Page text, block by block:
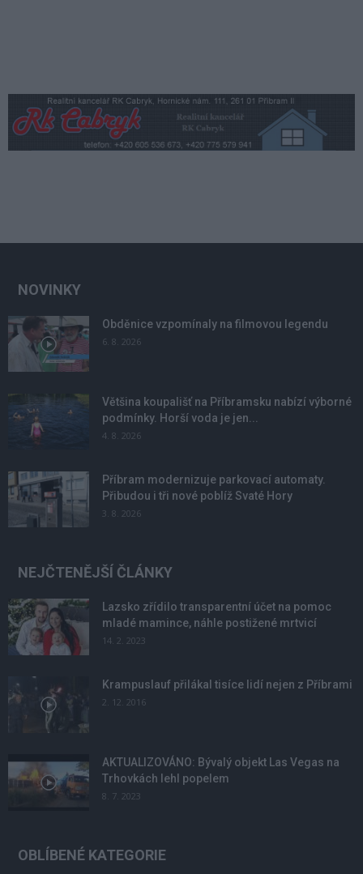
NOVINKY
Obděnice vzpomínaly na filmovou legendu
6. 8. 2026
Většina koupališť na Příbramsku nabízí výborné
podmínky. Horší voda je jen...
4. 8. 2026
Příbram modernizuje parkovací automaty.
Přibudou i tři nové poblíž Svaté Hory
3. 8. 2026
NEJČTENĚJŠÍ ČLÁNKY
Lazsko zřídilo transparentní účet na pomoc
mladé mamince, náhle postižené mrtvicí
14. 2. 2023
Krampuslauf přilákal tisíce lidí nejen z Příbrami
2. 12. 2016
AKTUALIZOVÁNO: Bývalý objekt Las Vegas na
Trhovkách lehl popelem
8. 7. 2023
OBLÍBENÉ KATEGORIE